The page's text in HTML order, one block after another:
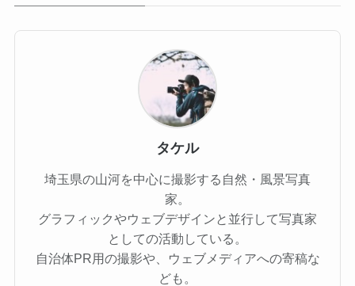
タケル
埼玉県の山河を中心に撮影する自然・風景写真
家。
グラフィックやウェブデザインと並行して写真家
としての活動している。
自治体PR用の撮影や、ウェブメディアへの寄稿な
ども。